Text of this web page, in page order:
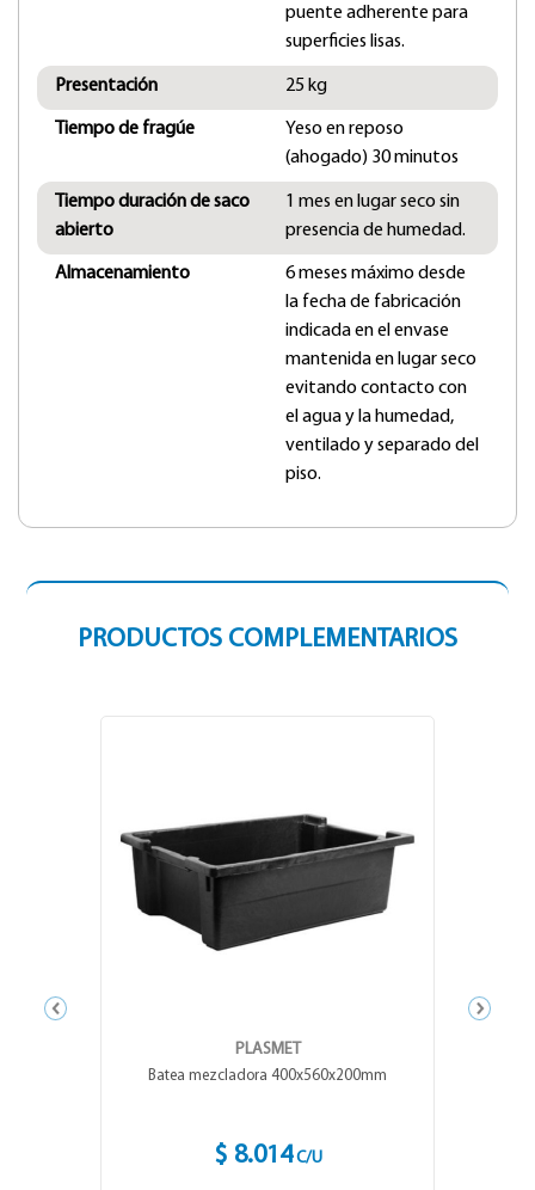
puente adherente para
superficies lisas.
Presentación 25 kg
Tiempo de fragúe
Yeso en reposo
(ahogado) 30 minutos
Tiempo duración de saco
abierto
1 mes en lugar seco sin
presencia de humedad.
Almacenamiento
6 meses máximo desde
la fecha de fabricación
indicada en el envase
mantenida en lugar seco
evitando contacto con
el agua y la humedad,
ventilado y separado del
piso.
PRODUCTOS COMPLEMENTARIOS
PLASMET
Batea mezcladora 400x560x200mm
$ 8.014 C/U